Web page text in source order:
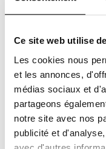
Ce site web utilise
Les cookies nous
et les annonces,
médias sociaux et
partageons
notre site avec nos
publicité et
Enveloppe Main/Poignet
- GameReady